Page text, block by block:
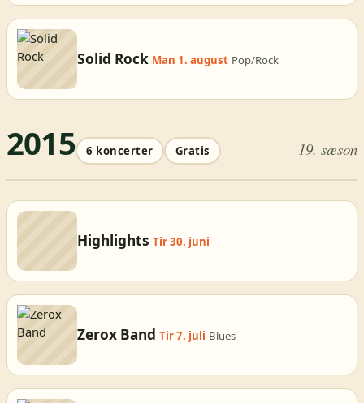
Solid Rock Man 1. august Pop/Rock
2015 6 koncerter Gratis 19. sæson
Highlights Tir 30. juni
Zerox Band Tir 7. juli Blues